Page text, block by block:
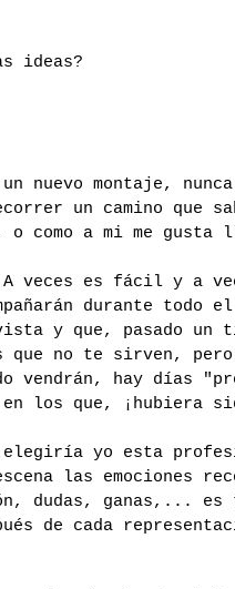
ideas?
nuevo montaje,
un camino que
como a mi me gusta
A veces es fácil y a
durante todo
y que, pasado un
no te sirven, pero
vendrán, hay días
los que, ¡hubiera
elegiría yo esta
las emociones
dudas, ganas,...
de cada